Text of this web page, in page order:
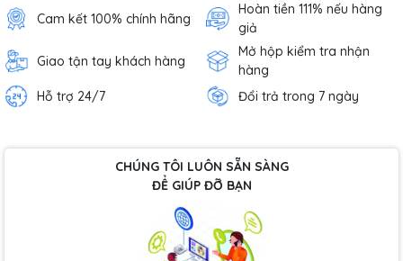
Cam kết 100% chính hãng
Hoàn tiền 111% nếu hàng
giả
Giao tận tay khách hàng
Mở hộp kiểm tra nhận
hàng
Hỗ trợ 24/7
Đổi trả trong 7 ngày
CHÚNG TÔI LUÔN SẴN SÀNG
ĐỂ GIÚP ĐỠ BẠN